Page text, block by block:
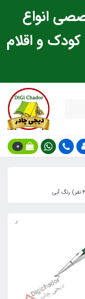
انواع
و اقلام
0